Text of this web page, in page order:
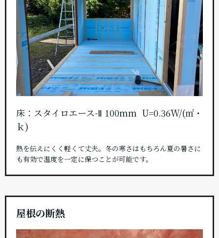
床：スタイロエース-Ⅱ 100mm U=0.36W/(㎡・
ｋ)
熱を伝えにくく軽くて丈夫。冬の寒さはもちろん夏の暑さに
も有効で温度を一定に保つことが可能です。
屋根の断熱